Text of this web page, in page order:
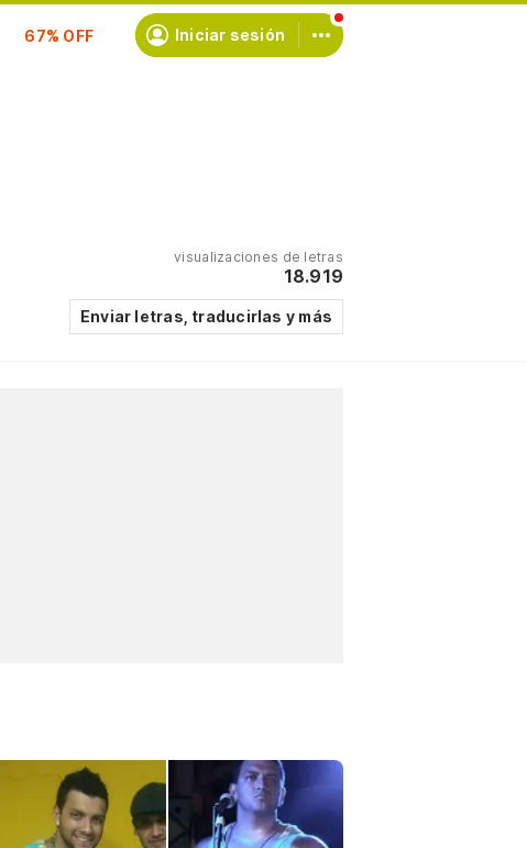
Suscríbete Iniciar sesión
visualizaciones de letras
18.919
Enviar letras, traducirlas y más